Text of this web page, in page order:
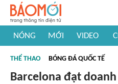
NÓNG MỚI VIDEO
#Khám phá thế giới
THỂ THAO BÓNG ĐÁ QUỐC TẾ
Barcelona đạt